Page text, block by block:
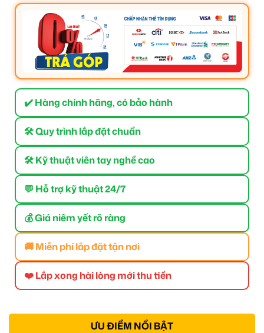
✔️ Hàng chính hãng, có bảo hành
🛠 Quy trình lắp đặt chuẩn
🛠 Kỹ thuật viên tay nghề cao
💬 Hỗ trợ kỹ thuật 24/7
💰 Giá niêm yết rõ ràng
🚚 Miễn phí lắp đặt tận nơi
❤️ Lắp xong hài lòng mới thu tiền
ƯU ĐIỂM NỔI BẬT